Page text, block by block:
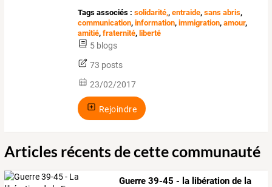
Tags associés : solidarité,,entraide,sans abris,
communication,information,immigration,amour,
amitié,fraternité, liberté
5 blogs
73 posts
23/02/2017
Rejoindre
Articles récents de cette communauté
Guerre 39-45 - la libération de la